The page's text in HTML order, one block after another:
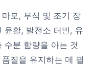
모, 부식 및 조기 장
윤활, 발전소 터빈, 유
수분 함량을 아는 것
질을 유지하는 데 필